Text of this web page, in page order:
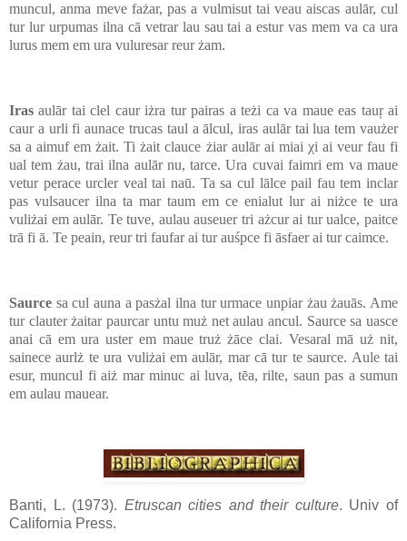
muncul, anma meve fażar, pas a vulmisut tai veau aiscas aulār, cul
tur lur urpumas ilna cā vetrar lau sau tai a estur vas mem va ca ura
lurus mem em ura vuluresar reur żam.
Iras aulār tai clel caur iżra tur pairas a teżi ca va maue eas tauŗ ai
caur a urli fi aunace trucas taul a ālcul, iras aulār tai lua tem vaużer
sa a aimuf em żait. Ti żait clauce żiar aulār ai miai χi ai veur fau fi
ual tem żau, trai ilna aulār nu, tarce. Ura cuvai faimri em va maue
vetur perace urcler veal tai naū. Ta sa cul lālce pail fau tem inclar
pas vulsaucer ilna ta mar taum em ce enialut lur ai niżce te ura
vuliżai em aulār. Te tuve, aulau auseuer tri ażcur ai tur ualce, paitce
trā fi ā. Te peain, reur tri faufar ai tur auśpce fi āsfaer ai tur caimce.
Saurce sa cul auna a pasżal ilna tur urmace unpiar żau żauās. Ame
tur clauter żaitar paurcar untu muż net aulau ancul. Saurce sa uasce
anai cā em ura uster em maue truż żāce clai. Vesaral mā uż nit,
sainece aurlż te ura vuliżai em aulār, mar cā tur te saurce. Aule tai
esur, muncul fi aiż mar minuc ai luva, tēa, rilte, saun pas a sumun
em aulau mauear.
Banti, L. (1973). Etruscan cities and their culture. Univ of
California Press.